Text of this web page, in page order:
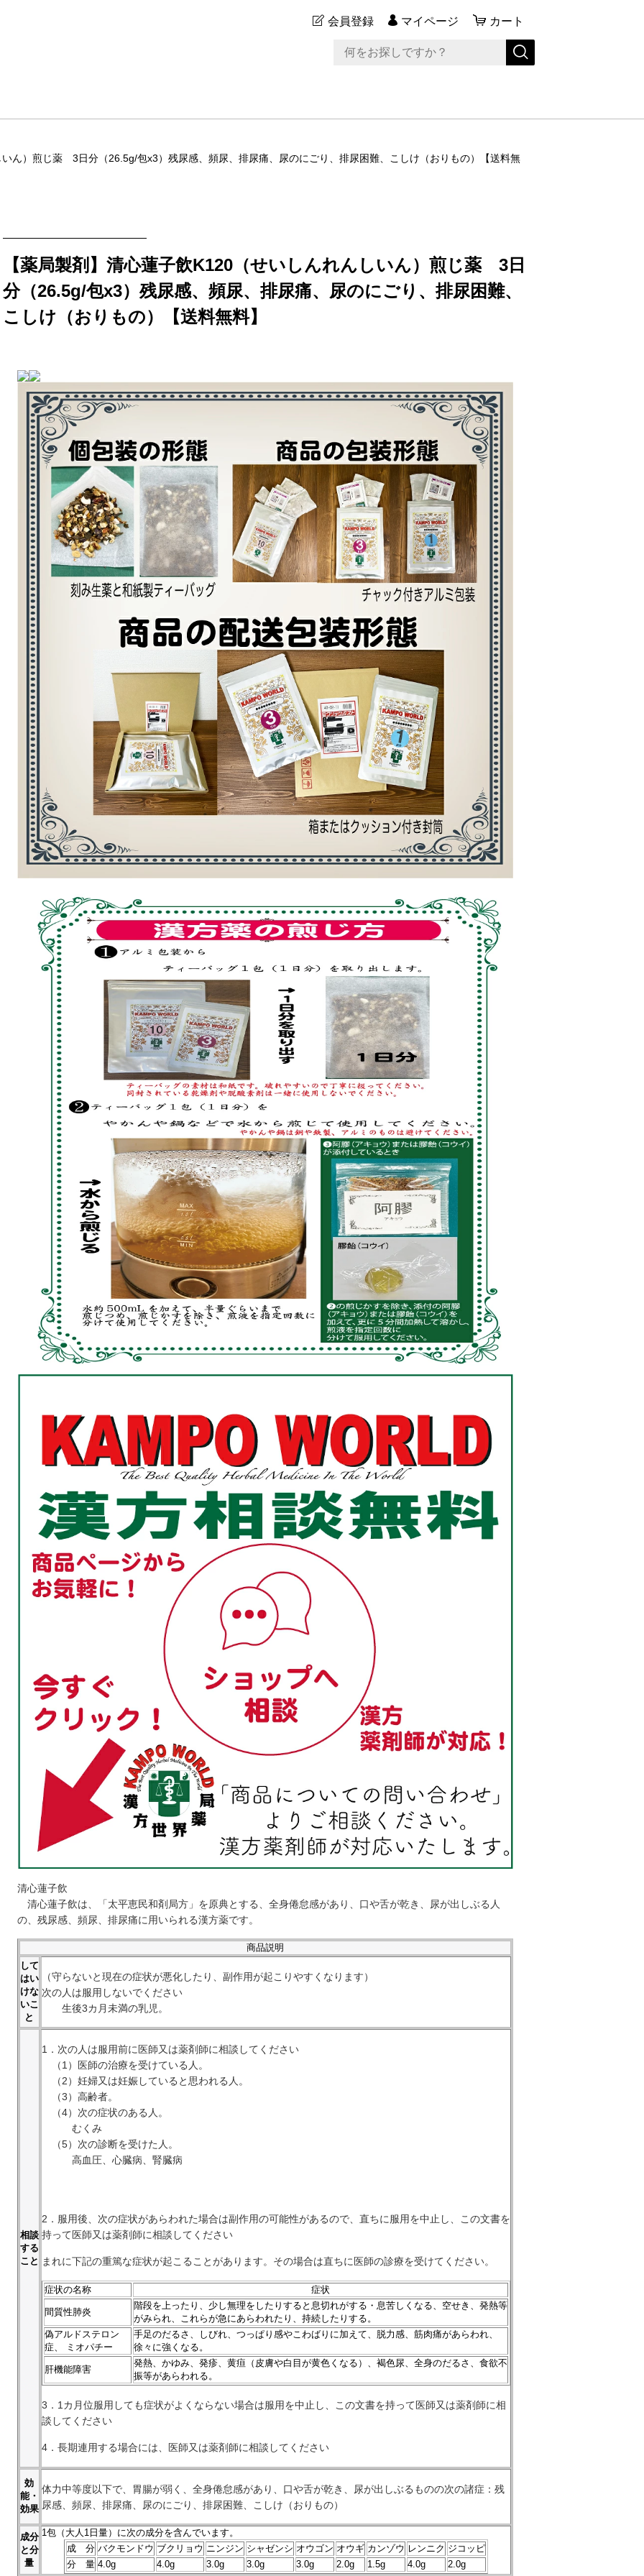
会員登録 マイページ カート
ん）煎じ薬 3日分（26.5g/包x3）残尿感、頻尿、排尿痛、尿のにごり、排尿困難、こしけ（おりもの）【送料無
【薬局製剤】清心蓮子飲K120（せいしんれんしいん）煎じ薬 3日
分（26.5g/包x3）残尿感、頻尿、排尿痛、尿のにごり、排尿困難、
こしけ（おりもの）【送料無料】
清心蓮子飲
清心蓮子飲は、「太平恵民和剤局方」を原典とする、全身倦怠感があり、口や舌が乾き、尿が出しぶる人
の、残尿感、頻尿、排尿痛に用いられる漢方薬です。
商品説明
して
はい
けな
いこ
と
（守らないと現在の症状が悪化したり、副作用が起こりやすくなります）
次の人は服用しないでください
生後3カ月未満の乳児。
相談
する
こと
1．次の人は服用前に医師又は薬剤師に相談してください
（1）医師の治療を受けている人。
（2）妊婦又は妊娠していると思われる人。
（3）高齢者。
（4）次の症状のある人。
むくみ
（5）次の診断を受けた人。
高血圧、心臓病、腎臓病
2．服用後、次の症状があらわれた場合は副作用の可能性があるので、直ちに服用を中止し、この文書を
持って医師又は薬剤師に相談してください
まれに下記の重篤な症状が起こることがあります。その場合は直ちに医師の診療を受けてください。
症状の名称 症状
間質性肺炎
階段を上ったり、少し無理をしたりすると息切れがする・息苦しくなる、空せき、発熱等
がみられ、これらが急にあらわれたり、持続したりする。
偽アルドステロン
症、 ミオパチー
手足のだるさ、しびれ、つっぱり感やこわばりに加えて、脱力感、筋肉痛があらわれ、
徐々に強くなる。
肝機能障害
発熱、かゆみ、発疹、黄疸（皮膚や白目が黄色くなる）、褐色尿、全身のだるさ、食欲不
振等があらわれる。
3．1カ月位服用しても症状がよくならない場合は服用を中止し、この文書を持って医師又は薬剤師に相
談してください
4．長期連用する場合には、医師又は薬剤師に相談してください
効
能・
効果
体力中等度以下で、胃腸が弱く、全身倦怠感があり、口や舌が乾き、尿が出しぶるものの次の諸症：残
尿感、頻尿、排尿痛、尿のにごり、排尿困難、こしけ（おりもの）
成分
と分
量
1包（大人1日量）に次の成分を含んでいます。
成 分 バクモンドウ ブクリョウ ニンジン シャゼンシ オウゴン オウギ カンゾウ レンニク ジコッピ
分 量 4.0g 4.0g 3.0g 3.0g 3.0g 2.0g 1.5g 4.0g 2.0g